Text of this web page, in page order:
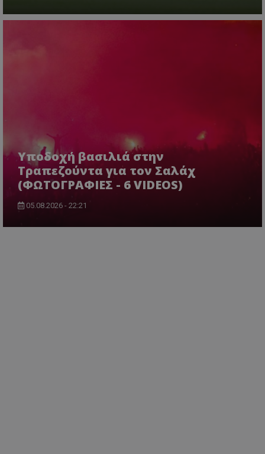
Υποδοχή βασιλιά στην
Τραπεζούντα για τον Σαλάχ
(ΦΩΤΟΓΡΑΦΙΕΣ - 6 VIDEOS)
05.08.2026 - 22:21